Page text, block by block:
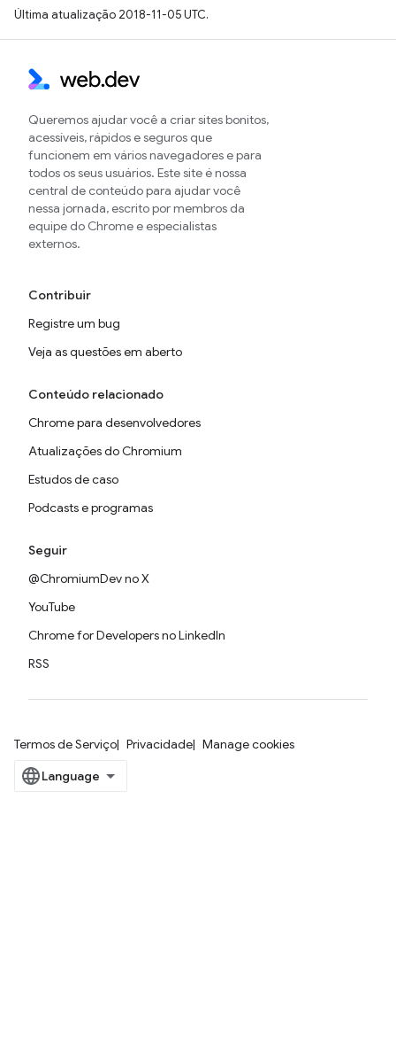
Última atualização 2018-11-05 UTC.
Queremos ajudar você a criar sites bonitos,
acessíveis, rápidos e seguros que
funcionem em vários navegadores e para
todos os seus usuários. Este site é nossa
central de conteúdo para ajudar você
nessa jornada, escrito por membros da
equipe do Chrome e especialistas
externos.
Contribuir
Registre um bug
Veja as questões em aberto
Conteúdo relacionado
Chrome para desenvolvedores
Atualizações do Chromium
Estudos de caso
Podcasts e programas
Seguir
@ChromiumDev no X
YouTube
Chrome for Developers no LinkedIn
RSS
Termos de Serviço Privacidade Manage cookies